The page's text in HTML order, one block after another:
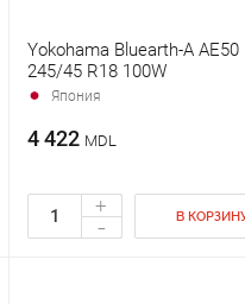
Yokohama Bluearth-A AE50
245/45 R18 100W
Япония
4 422 MDL
+
- В